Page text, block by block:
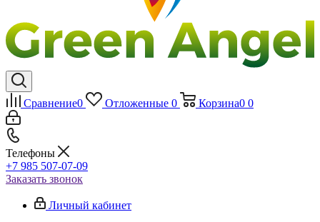
Сравнение0 Отложенные 0 Корзина0 0
Телефоны
+7 985 507-07-09
Заказать звонок
Личный кабинет